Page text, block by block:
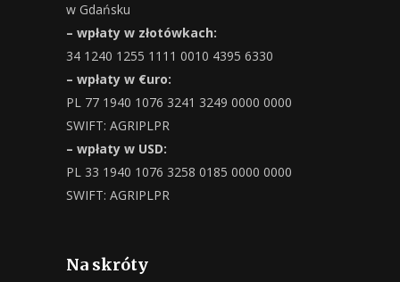
w Gdańsku
– wpłaty w złotówkach:
34 1240 1255 1111 0010 4395 6330
– wpłaty w €uro:
PL 77 1940 1076 3241 3249 0000 0000
SWIFT: AGRIPLPR
– wpłaty w USD:
PL 33 1940 1076 3258 0185 0000 0000
SWIFT: AGRIPLPR
Na skróty